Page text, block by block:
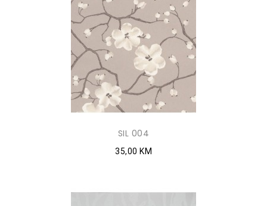
SIL 004
35,00 KM